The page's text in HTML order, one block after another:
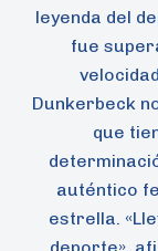
leyenda del
fue
Dunkerbeck
que
auténtico
estrella.